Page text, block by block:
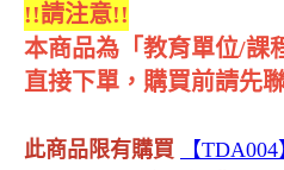
!!請注意!!
本商品為「教育單位/課
直接下單，購買前請先
此商品限有購買
【